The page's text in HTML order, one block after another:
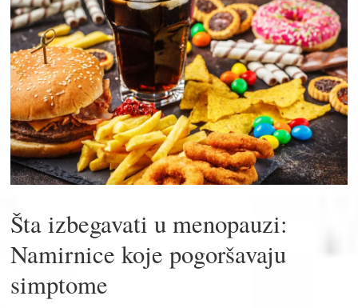
Šta izbegavati u menopauzi:
Namirnice koje pogoršavaju
simptome